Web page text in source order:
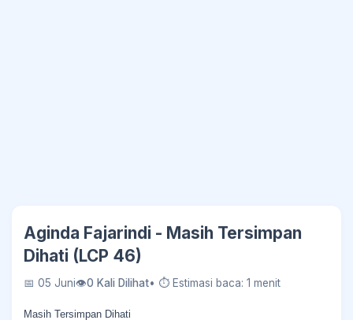
Aginda Fajarindi - Masih Tersimpan
Dihati (LCP 46)
📅 05 Juni👁0 Kali Dilihat• ⏱ Estimasi baca: 1 menit
Masih Tersimpan Dihati